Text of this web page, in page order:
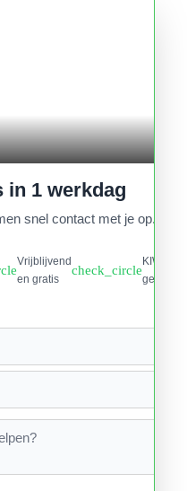
in 1 werkdag
snel contact met je op.
Vrijblijvend
en gratis
check_circle
KIWA